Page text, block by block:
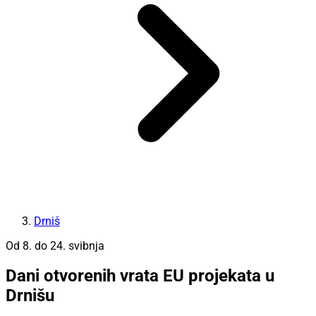
Drniš
Od 8. do 24. svibnja
Dani otvorenih vrata EU projekata u
Drnišu